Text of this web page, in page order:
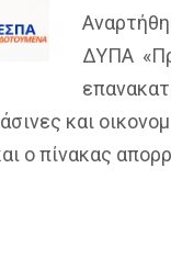
ΔΥΠΑ
και
ο πίνακας